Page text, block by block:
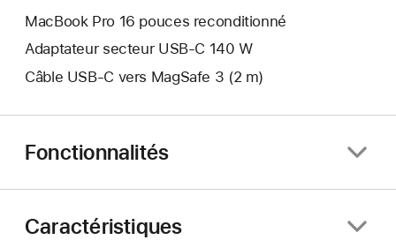
MacBook Pro 16 pouces reconditionné
Adaptateur secteur USB-C 140 W
Câble USB-C vers MagSafe 3 (2 m)
Fonctionnalités
Caractéristiques